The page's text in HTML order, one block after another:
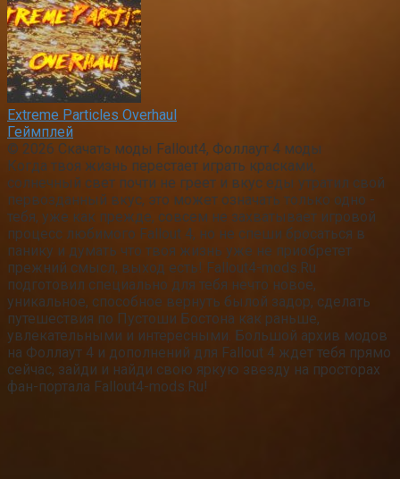
Extreme Particles Overhaul
Геймплей
© 2026 Скачать моды Fallout4, Фоллаут 4 моды
Когда твоя жизнь перестает играть красками,
солнечный свет почти не греет и вкус еды утратил свой
первозданный вкус, это может означать только одно -
тебя, уже как прежде, совсем не захватывает игровой
процесс любимого Fallout 4, но не спеши бросаться в
панику и думать что твоя жизнь уже не приобретет
прежний смысл, выход есть! Fallout4-mods.Ru
подготовил специально для тебя нечто новое,
уникальное, способное вернуть былой задор, сделать
путешествия по Пустоши Бостона как раньше,
увлекательными и интересными. Большой архив модов
на Фоллаут 4 и дополнений для Fallout 4 ждет тебя прямо
сейчас, зайди и найди свою яркую звезду на просторах
фан-портала Fallout4-mods.Ru!